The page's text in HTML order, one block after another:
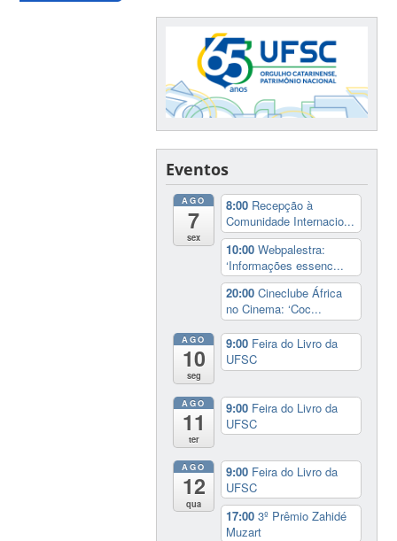
Eventos
AGO
7
sex
8:00 Recepção à
Comunidade Internacio...
10:00Webpalestra:
‘Informações essenc...
20:00Cineclube África
no Cinema: ‘Coc...
AGO
10
seg
9:00 Feira do Livro da
UFSC
AGO
11
ter
9:00 Feira do Livro da
UFSC
AGO
12
qua
9:00 Feira do Livro da
UFSC
17:003º Prêmio Zahidé
Muzart